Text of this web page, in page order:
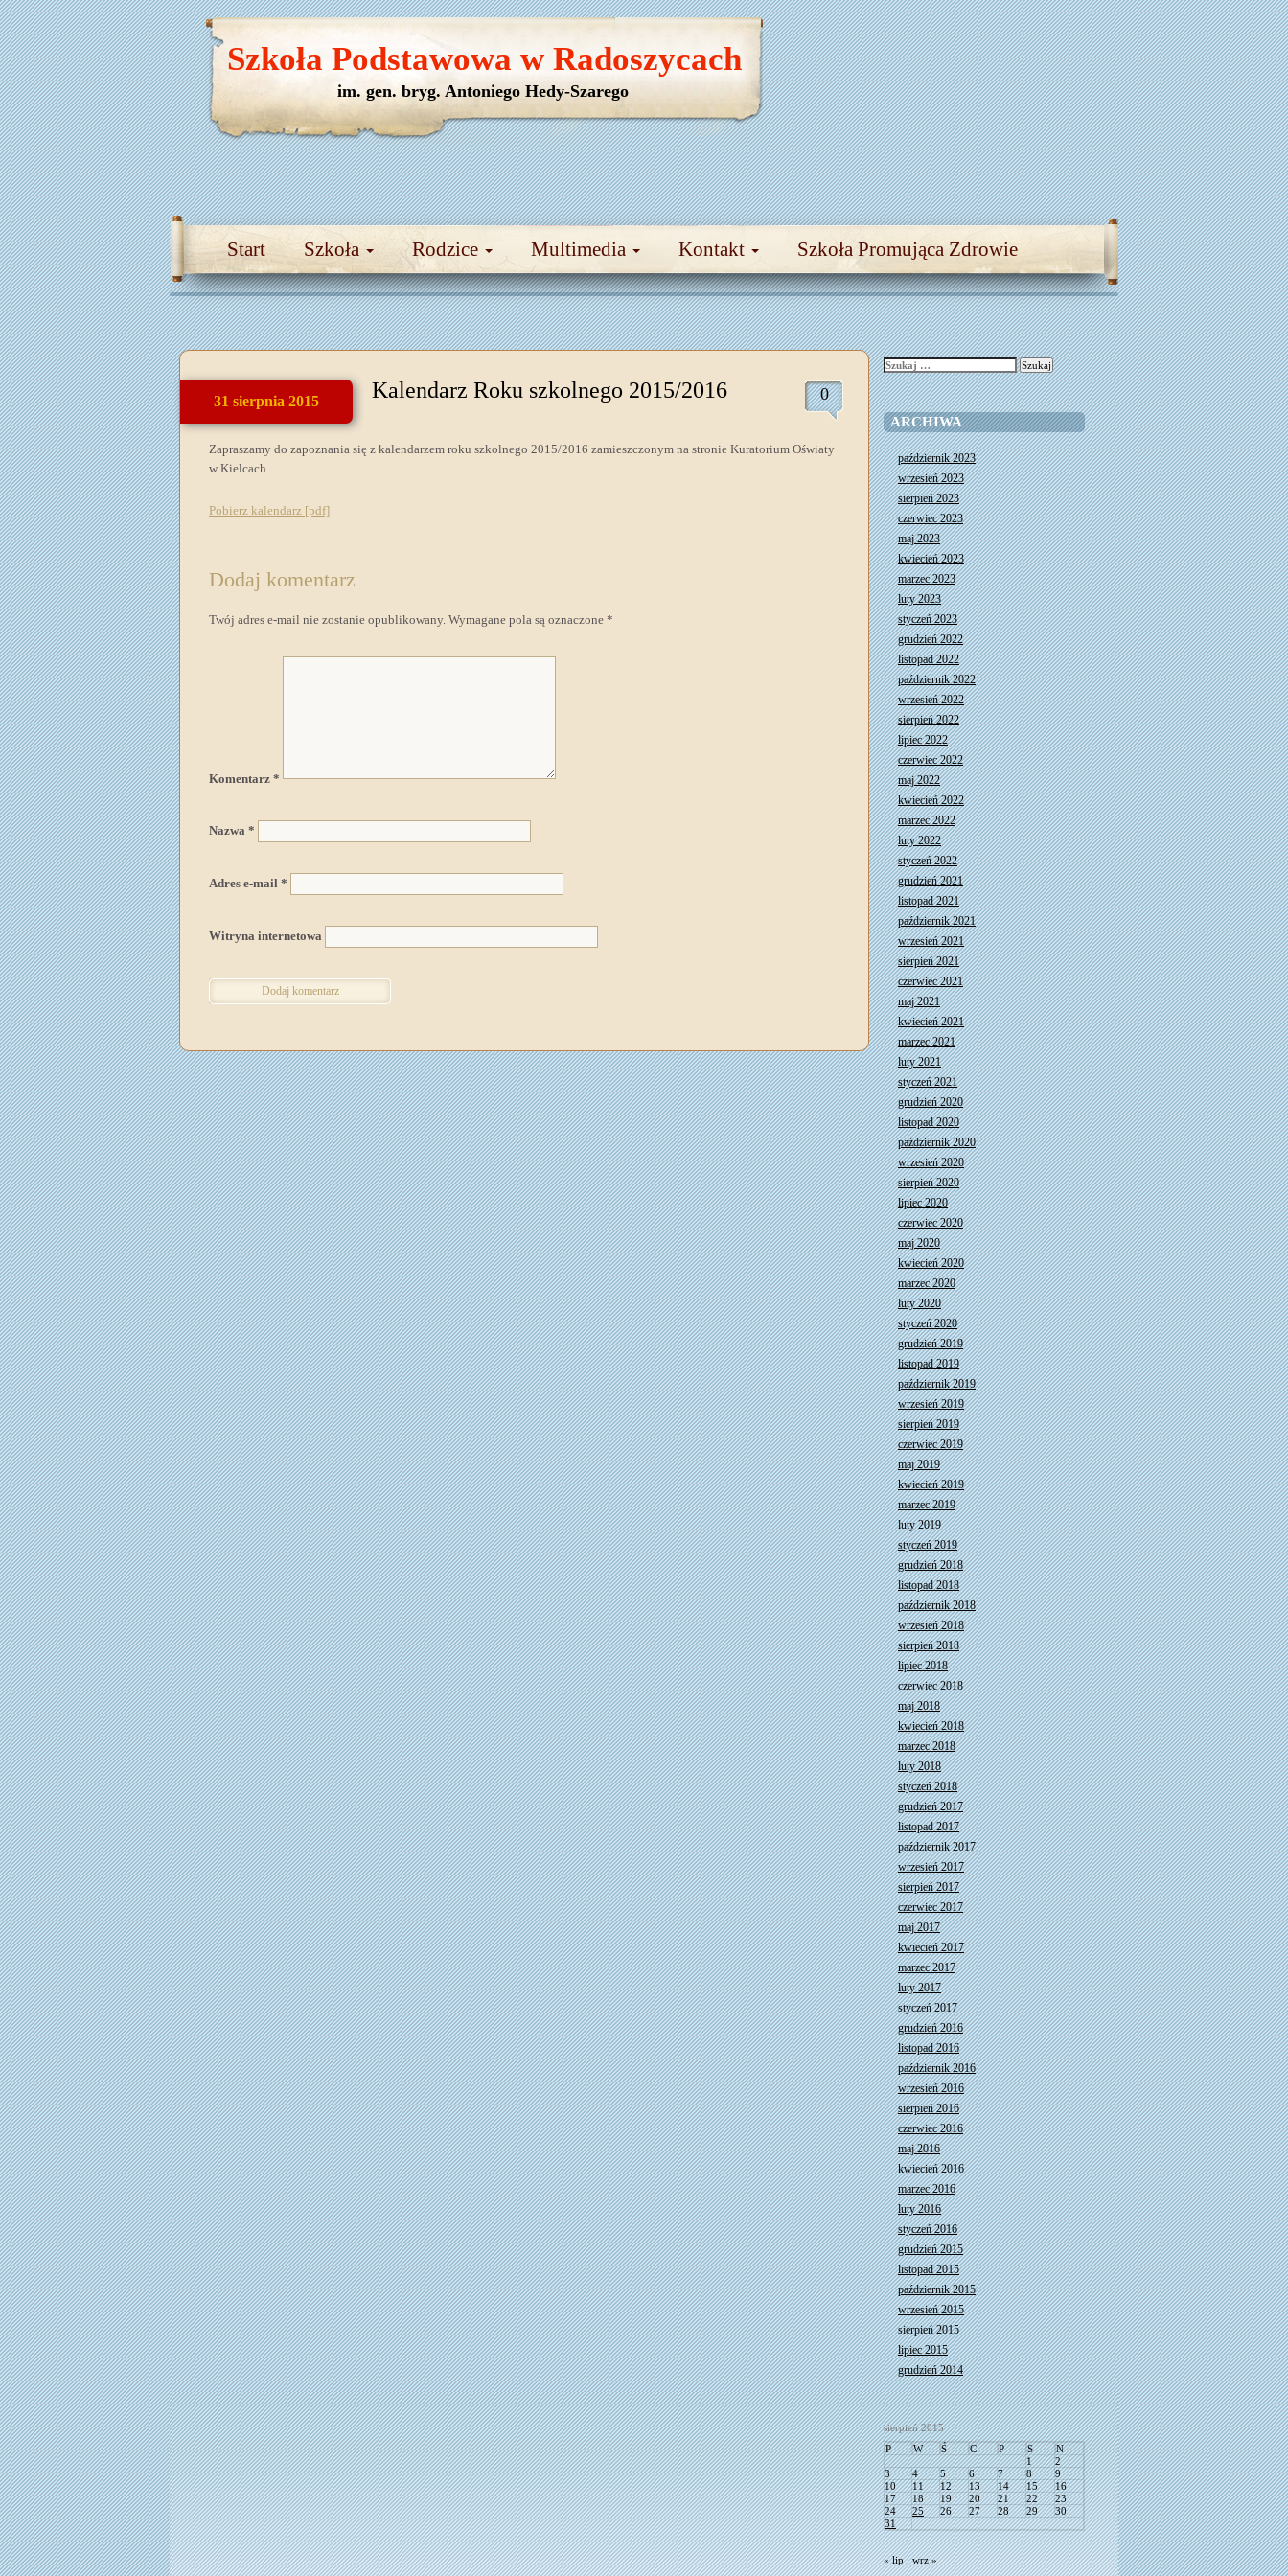
Start Szkoła Rodzice Multimedia Kontakt Szkoła Promująca Zdrowie
Szkoła Podstawowa w Radoszycach
im. gen. bryg. Antoniego Hedy-Szarego
31 sierpnia 2015 Kalendarz Roku szkolnego 2015/2016 0
Zapraszamy do zapoznania się z kalendarzem roku szkolnego 2015/2016 zamieszczonym na stronie Kuratorium Oświaty
w Kielcach.
Pobierz kalendarz [pdf]
Dodaj komentarz
Twój adres e-mail nie zostanie opublikowany. Wymagane pola są oznaczone *
Komentarz *
Nazwa *
Adres e-mail *
Witryna internetowa
Szukaj:
ARCHIWA
październik 2023
wrzesień 2023
sierpień 2023
czerwiec 2023
maj 2023
kwiecień 2023
marzec 2023
luty 2023
styczeń 2023
grudzień 2022
listopad 2022
październik 2022
wrzesień 2022
sierpień 2022
lipiec 2022
czerwiec 2022
maj 2022
kwiecień 2022
marzec 2022
luty 2022
styczeń 2022
grudzień 2021
listopad 2021
październik 2021
wrzesień 2021
sierpień 2021
czerwiec 2021
maj 2021
kwiecień 2021
marzec 2021
luty 2021
styczeń 2021
grudzień 2020
listopad 2020
październik 2020
wrzesień 2020
sierpień 2020
lipiec 2020
czerwiec 2020
maj 2020
kwiecień 2020
marzec 2020
luty 2020
styczeń 2020
grudzień 2019
listopad 2019
październik 2019
wrzesień 2019
sierpień 2019
czerwiec 2019
maj 2019
kwiecień 2019
marzec 2019
luty 2019
styczeń 2019
grudzień 2018
listopad 2018
październik 2018
wrzesień 2018
sierpień 2018
lipiec 2018
czerwiec 2018
maj 2018
kwiecień 2018
marzec 2018
luty 2018
styczeń 2018
grudzień 2017
listopad 2017
październik 2017
wrzesień 2017
sierpień 2017
czerwiec 2017
maj 2017
kwiecień 2017
marzec 2017
luty 2017
styczeń 2017
grudzień 2016
listopad 2016
październik 2016
wrzesień 2016
sierpień 2016
czerwiec 2016
maj 2016
kwiecień 2016
marzec 2016
luty 2016
styczeń 2016
grudzień 2015
listopad 2015
październik 2015
wrzesień 2015
sierpień 2015
lipiec 2015
grudzień 2014
sierpień 2015
P
W Ś C P S
N
1
2
3
4 5 6 7 8
9
10
11 12 13 14 15
16
17
18 19 20 21 22
23
24
25 26 27 28 29
30
31
« lip wrz »